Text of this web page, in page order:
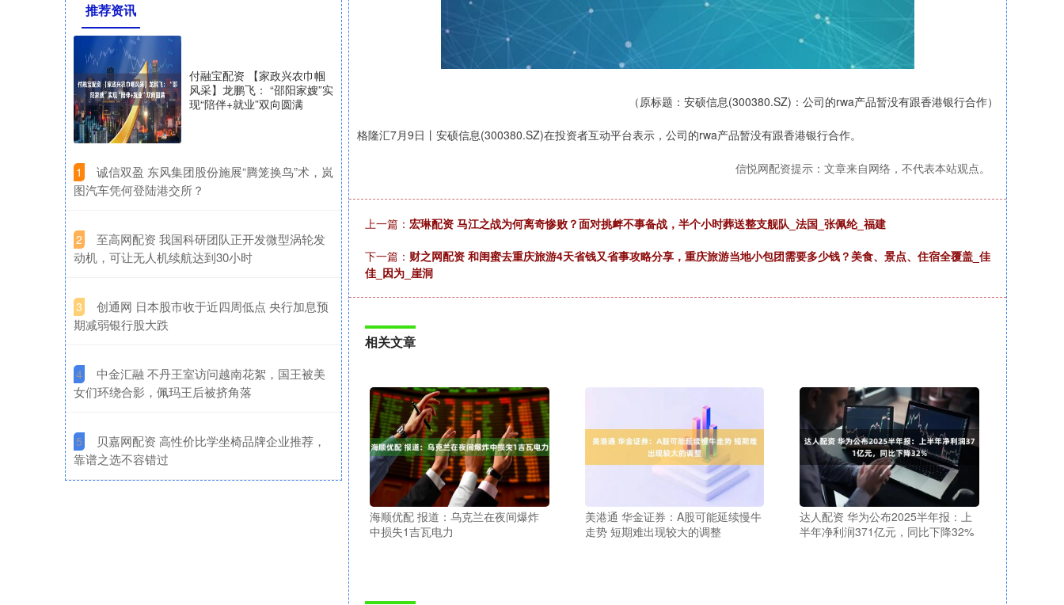
（原标题：安硕信息(300380.SZ)：公司的rwa产品暂没有跟香港银行合作）
格隆汇7月9日丨安硕信息(300380.SZ)在投资者互动平台表示，公司的rwa产品暂没有跟香港银行合作。
信悦网配资提示：文章来自网络，不代表本站观点。
上一篇： 宏琳配资 马江之战为何离奇惨败？面对挑衅不事备战，半个小时葬送整支舰队_法国_张佩纶_福建
下一篇： 财之网配资 和闺蜜去重庆旅游4天省钱又省事攻略分享，重庆旅游当地小包团需要多少钱？美食、景点、住宿全覆盖_佳
佳_因为_崖洞
相关文章
海顺优配 报道：乌克兰在夜间爆炸
中损失1吉瓦电力
美港通 华金证券：A股可能延续慢牛
走势 短期难出现较大的调整
达人配资 华为公布2025半年报：上
半年净利润371亿元，同比下降32%
推荐资讯
付融宝配资 【家政兴农巾帼
风采】龙鹏飞： “邵阳家嫂”实
现“陪伴+就业”双向圆满
1
​诚信双盈 东风集团股份施展“腾笼换鸟”术，岚
图汽车凭何登陆港交所？
2
​至高网配资 我国科研团队正开发微型涡轮发
动机，可让无人机续航达到30小时
3
​创通网 日本股市收于近四周低点 央行加息预
期减弱银行股大跌
4
​中金汇融 不丹王室访问越南花絮，国王被美
女们环绕合影，佩玛王后被挤角落
5
​贝嘉网配资 高性价比学坐椅品牌企业推荐，
靠谱之选不容错过